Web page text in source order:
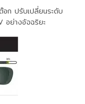
อก ปรับเปลี่ยนระดับ
อย่างอัจฉริยะ